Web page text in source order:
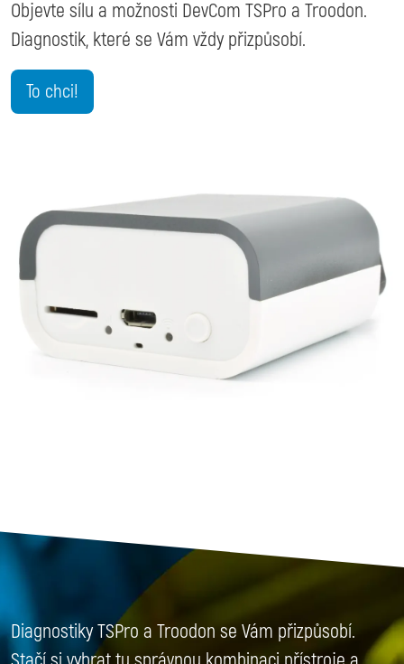
Objevte sílu a možnosti DevCom TSPro a Troodon.
Diagnostik, které se Vám vždy přizpůsobí.
To chci!
Diagnostiky TSPro a Troodon se Vám přizpůsobí.